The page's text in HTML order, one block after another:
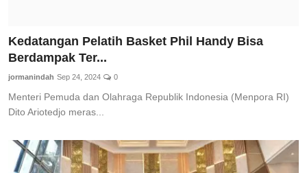
Kedatangan Pelatih Basket Phil Handy Bisa
Berdampak Ter...
jormanindah Sep 24, 2024 0
Menteri Pemuda dan Olahraga Republik Indonesia (Menpora RI)
Dito Ariotedjo meras...